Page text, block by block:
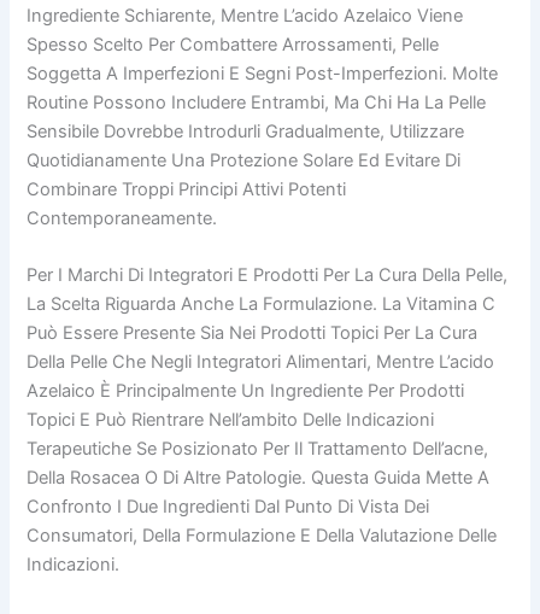
Ingrediente Schiarente, Mentre L’acido Azelaico Viene
Spesso Scelto Per Combattere Arrossamenti, Pelle
Soggetta A Imperfezioni E Segni Post-Imperfezioni. Molte
Routine Possono Includere Entrambi, Ma Chi Ha La Pelle
Sensibile Dovrebbe Introdurli Gradualmente, Utilizzare
Quotidianamente Una Protezione Solare Ed Evitare Di
Combinare Troppi Principi Attivi Potenti
Contemporaneamente.
Per I Marchi Di Integratori E Prodotti Per La Cura Della Pelle,
La Scelta Riguarda Anche La Formulazione. La Vitamina C
Può Essere Presente Sia Nei Prodotti Topici Per La Cura
Della Pelle Che Negli Integratori Alimentari, Mentre L’acido
Azelaico È Principalmente Un Ingrediente Per Prodotti
Topici E Può Rientrare Nell’ambito Delle Indicazioni
Terapeutiche Se Posizionato Per Il Trattamento Dell’acne,
Della Rosacea O Di Altre Patologie. Questa Guida Mette A
Confronto I Due Ingredienti Dal Punto Di Vista Dei
Consumatori, Della Formulazione E Della Valutazione Delle
Indicazioni.